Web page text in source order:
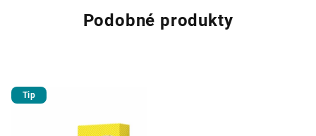
Podobné produkty
Tip